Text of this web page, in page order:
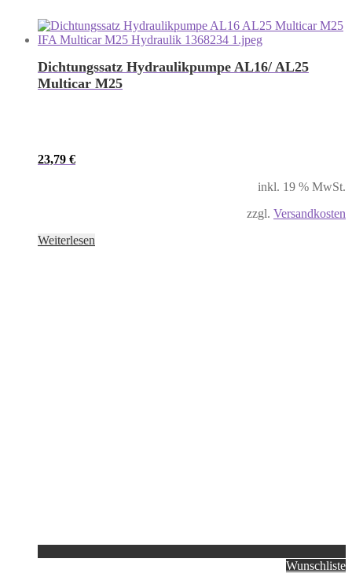
Dichtungssatz Hydraulikpumpe AL16/ AL25
Multicar M25
23,79 €
inkl. 19 % MwSt.
zzgl. Versandkosten
Weiterlesen
Wunschliste